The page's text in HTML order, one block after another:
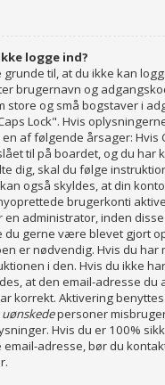
logge ind?
til, at du ikke kan
brugernavn og
store og små bogstaver i
Lock". Hvis
af følgende årsager: Hvis
til på boardet, og du har
dig, skal du følge
også skyldes, at din
brugerkonti
administrator, inden
du gerne være blevet gjort
er nødvendig. Hvis du har
i den. Hvis du ikke
at den email-adresse du
korrekt. Aktivering
uønskedepersoner
Hvis du er 100%
adresse, bør du